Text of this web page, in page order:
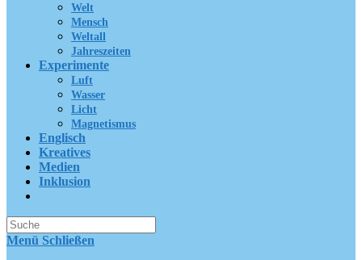
Welt
Mensch
Weltall
Jahreszeiten
Experimente
Luft
Wasser
Licht
Magnetismus
Englisch
Kreatives
Medien
Inklusion
Suche
nach:
Menü Schließen